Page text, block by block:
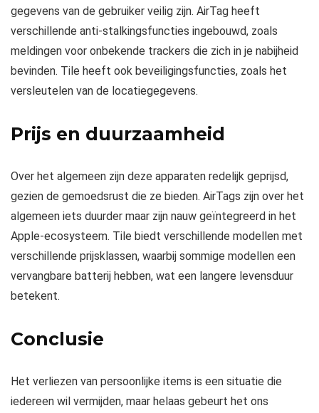
gegevens van de gebruiker veilig zijn. AirTag heeft
verschillende anti-stalkingsfuncties ingebouwd, zoals
meldingen voor onbekende trackers die zich in je nabijheid
bevinden. Tile heeft ook beveiligingsfuncties, zoals het
versleutelen van de locatiegegevens.
Prijs en duurzaamheid
Over het algemeen zijn deze apparaten redelijk geprijsd,
gezien de gemoedsrust die ze bieden. AirTags zijn over het
algemeen iets duurder maar zijn nauw geïntegreerd in het
Apple-ecosysteem. Tile biedt verschillende modellen met
verschillende prijsklassen, waarbij sommige modellen een
vervangbare batterij hebben, wat een langere levensduur
betekent.
Conclusie
Het verliezen van persoonlijke items is een situatie die
iedereen wil vermijden, maar helaas gebeurt het ons